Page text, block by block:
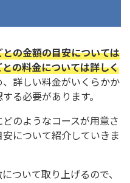
の金額の目安については
の料金については詳しく
、詳しい料金がいくらかか
る必要があります。
のようなコースが用意さ
について紹介していきま
ついて取り上げるので、